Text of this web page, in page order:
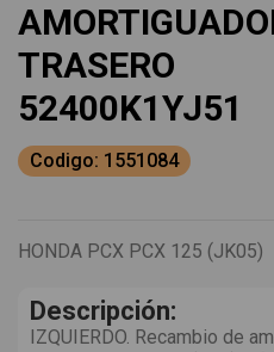
TRASERO
52400K1YJ51
Codigo: 1551084
HONDA PCX PCX 125 (JK05)
Descripción:
IZQUIERDO. Recambio de